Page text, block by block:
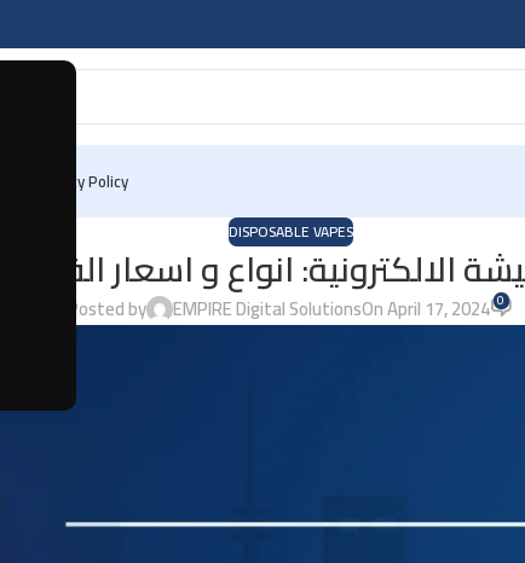
Privacy Policy
DISPOSABLE VAPES
الالكترونية: انواع و اسعار الفيب
Posted by EMPIRE Digital SolutionsOn April 17, 2024 0